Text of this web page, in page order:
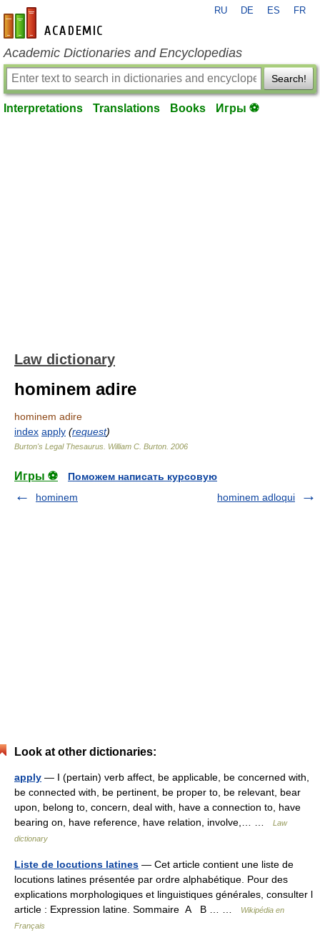
en-academic.com
RU DE ES FR
Academic Dictionaries and Encyclopedias
Search!
Interpretations Translations Books Игры ⚽
Law dictionary
hominem adire
hominem adire
index apply (request)
Burton's Legal Thesaurus. William C. Burton 2006
Игры ⚽
Поможем написать курсовую
hominem
hominem adloqui
Look at other dictionaries:
apply — I (pertain) verb affect, be applicable, be concerned with,
be connected with, be pertinent, be proper to, be relevant, bear
upon, belong to, concern, deal with, have a connection to, have
bearing on, have reference, have relation, involve,… …
Law
dictionary
Liste de locutions latines — Cet article contient une liste de
locutions latines présentée par ordre alphabétique. Pour des
explications morphologiques et linguistiques générales, consulter l
article : Expression latine. Sommaire A B … …
Wikipédia en
Français